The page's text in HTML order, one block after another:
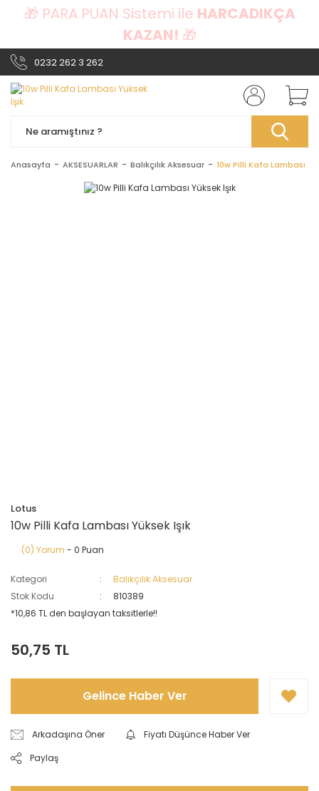
🎁 PARA PUAN Sistemi ile HARCADIKÇA
KAZAN! 🎁
0232 262 3 262
Anasayfa AKSESUARLAR Balıkçılık Aksesuar 10w Pilli Kafa Lambası
Lotus
10w Pilli Kafa Lambası Yüksek Işık
(0) Yorum - 0 Puan
Kategori
Balıkçılık Aksesuar
Stok Kodu
810389
*10,86 TL den başlayan taksitlerle!!
50,75 TL
Gelince Haber Ver
Arkadaşına Öner
Fiyatı Düşünce Haber Ver
Paylaş